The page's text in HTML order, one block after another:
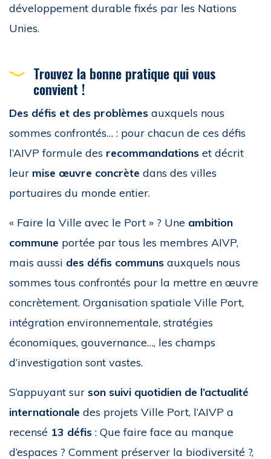
développement durable fixés par les Nations
Unies.
Trouvez la bonne pratique qui vous
convient !
Des défis et des problèmes auxquels nous
sommes confrontés… : pour chacun de ces défis
l’AIVP formule des recommandations et décrit
leur mise œuvre concrète dans des villes
portuaires du monde entier.
« Faire la Ville avec le Port » ? Une ambition
commune portée par tous les membres AIVP,
mais aussi des défis communs auxquels nous
sommes tous confrontés pour la mettre en œuvre
concrètement. Organisation spatiale Ville Port,
intégration environnementale, stratégies
économiques, gouvernance…, les champs
d’investigation sont vastes.
S’appuyant sur son suivi quotidien de l’actualité
internationale des projets Ville Port, l’AIVP a
recensé 13 défis : Que faire face au manque
d’espaces ? Comment préserver la biodiversité ?,